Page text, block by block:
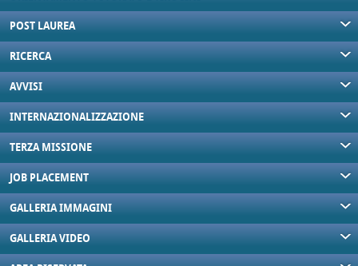
POST LAUREA
RICERCA
AVVISI
INTERNAZIONALIZZAZIONE
TERZA MISSIONE
JOB PLACEMENT
GALLERIA IMMAGINI
GALLERIA VIDEO